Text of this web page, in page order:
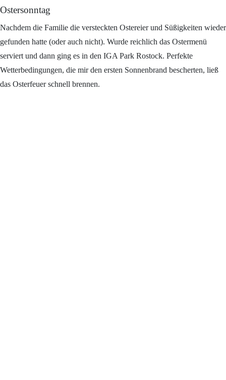
Ostersonntag
Nachdem die Familie die versteckten Ostereier und Süßigkeiten wieder
gefunden hatte (oder auch nicht). Wurde reichlich das Ostermenü
serviert und dann ging es in den IGA Park Rostock. Perfekte
Wetterbedingungen, die mir den ersten Sonnenbrand bescherten, ließ
das Osterfeuer schnell brennen.